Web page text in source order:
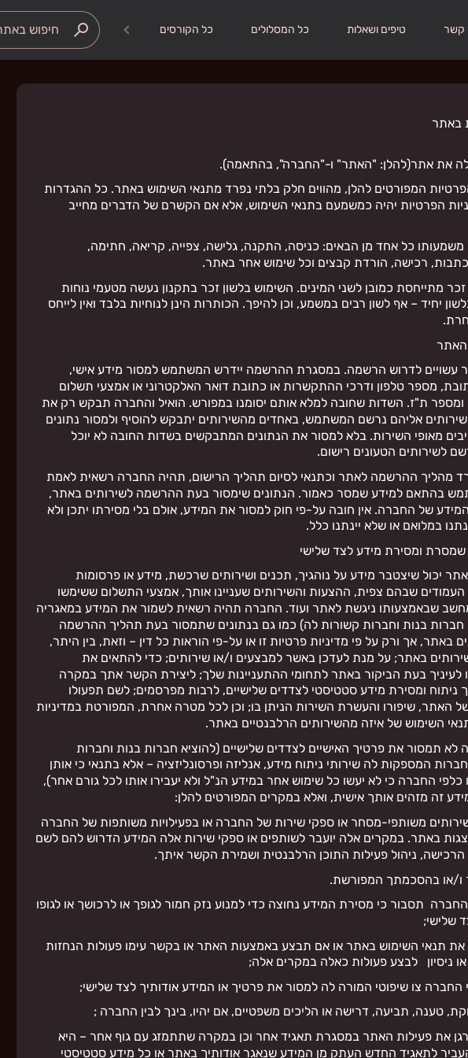
search כל הקורסים כל המסלולים טיפים ושאלות קשר
באתר
את אתר(להלן: "האתר" ו-"החברה", בהתאמה).
המפורטים להלן, מהווים חלק בלתי נפרד מתנאי השימוש באתר. כל ההגדרות
הפרטיות יהיה כמשמעם בתנאי השימוש, אלא אם הקשרם של הדברים מחייב
משמעותו כל אחד מן הבאים: כניסה, התקנה, גלישה, צפייה, קריאה, חתימה,
רכישה, הורדת קבצים וכל שימוש אחר באתר.
זכר מתייחסת כמובן לשני המינים. השימוש בלשון זכר בתקנון נעשה מטעמי נוחות
יחיד – אף לשון רבים במשמע, וכן להיפך. הכותרות הינן לנוחיות בלבד ואין לייחס
האתר
עשויים לדרוש הרשמה. במסגרת ההרשמה יידרש המשתמש למסור מידע אישי,
מספר טלפון ודרכי ההתקשרות או כתובת דואר האלקטרוני או אמצעי תשלום
ת"ז. השדות שחובה למלא אותם יסומנו במפורש. הואיל והחברה תבקש רק את
אליהם נרשם המשתמש, באחדים מהשירותים יתבקש להוסיף ולמסור נתונים
מאופי השירות. בלא למסור את הנתונים המתבקשים בשדות החובה לא יוכל
לשירותים הטעונים רישום.
מהליך ההרשמה לאתר וכתנאי לסיום תהליך הרישום, תהיה החברה רשאית לאמת
בהתאם למידע שמסר כאמור. הנתונים שימסור בעת ההרשמה לשירותים באתר,
של החברה. אין חובה על-פי חוק למסור את המידע, אולם בלי מסירתו יתכן ולא
במלואם או שלא יינתנו כלל.
ומסירת מידע לצד שלישי
יכול שיצטבר מידע על נוהגיך, תכנים ושירותים שרכשת, מידע או פרסומות
שבהם צפית, ההצעות והשירותים שעניינו אותך, אמצעי התשלום ששימשו
שבאמצעותו ניגשת לאתר ועוד. החברה תהיה רשאית לשמור את המידע במאגריה
חברות בנות וחברות קשורות לה) כמו גם בנתונים שתמסור בעת תהליך ההרשמה
באתר, אך ורק על פי מדיניות פרטיות זו או על-פי הוראות כל דין – וזאת, בין היתר,
באתר; על מנת לעדכן באשר למבצעים ו/או שירותים; כדי להתאים את
לעיניך בעת הביקור באתר לתחומי ההתעניינות שלך; ליצירת הקשר אתך במקרה
ניתוח ומסירת מידע סטטיסטי לצדדים שלישיים, לרבות מפרסמים; לשם תפעולו
של האתר, שיפורו והעשרת השירות הניתן בו; וכן לכל מטרה אחרת, המפורטת במדיניות
השימוש של איזה מהשירותים הרלבנטיים באתר.
תמסור את פרטיך האישיים לצדדים שלישיים (להוציא חברות בנות וחברות
המספקות לה שירותי ניתוח מידע, אנליזה ופרסונליזציה – אלא בתנאי כי אותן
כלפי החברה כי לא יעשו כל שימוש אחר במידע הנ"ל ולא יעבירו אותו לכל גורם אחר),
זה מזהים אותך אישית, ואלא במקרים המפורטים להלן:
משותפי-מסחר או ספקי שירות של החברה או בפעילויות משותפות של החברה
באתר. במקרים אלה יועבר לשותפים או ספקי שירות אלה המידע הדרוש להם לשם
ניהול פעילות התוכן הרלבנטית ושמירת הקשר איתך.
ו/או בהסכמתך המפורשת.
תסבור כי מסירת המידע נחוצה כדי למנוע נזק חמור לגופך או לרכושך או לגופו
שלישי;
תנאי השימוש באתר או אם תבצע באמצעות האתר או בקשר עימו פעולות הנחזות
או ניסיון לבצע פעולות כאלה במקרים אלה;
צו שיפוטי המורה לה למסור את פרטיך או המידע אודותיך לצד שלישי;
טענה, תביעה, דרישה או הליכים משפטיים, אם יהיו, בינך לבין החברה ;
את פעילות האתר במסגרת תאגיד אחר וכן במקרה שתתמזג עם גוף אחר – היא
לתאגיד החדש העתק מן המידע שנאגר אודותיך באתר או כל מידע סטטיסטי